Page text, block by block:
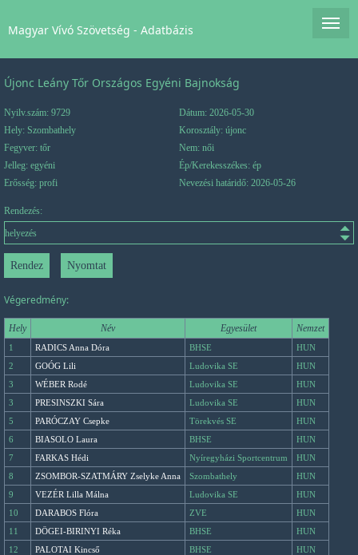
Magyar Vívó Szövetség - Adatbázis
Újonc Leány Tőr Országos Egyéni Bajnokság
Nyilv.szám: 9729
Dátum: 2026-05-30
Hely: Szombathely
Korosztály: újonc
Fegyver: tőr
Nem: női
Jelleg: egyéni
Ép/Kerekesszékes: ép
Erősség: profi
Nevezési határidő: 2026-05-26
Rendezés:
Végeredmény:
Hely Név Egyesület Nemzet
1 RADICS Anna Dóra BHSE
HUN
2
GOÓG Lili Ludovika SE
HUN
3
WÉBER Rodé Ludovika SE
HUN
3
PRESINSZKI Sára Ludovika SE
HUN
5
PARÓCZAY Csepke Törekvés SE
HUN
6
BIASOLO Laura BHSE
HUN
7
FARKAS Hédi Nyíregyházi Sportcentrum
HUN
8
ZSOMBOR-SZATMÁRY Zselyke Anna Szombathely
HUN
9
VEZÉR Lilla Málna Ludovika SE
HUN
10
DARABOS Flóra ZVE
HUN
11
DÖGEI-BIRINYI Réka BHSE
HUN
12
PALOTAI Kincső BHSE
HUN